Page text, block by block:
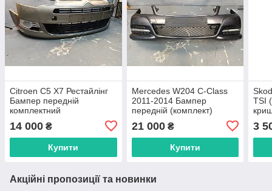
Citroen C5 X7 Рестайлінг
Бампер передній
комплектний
14 000 ₴
Купити
Mercedes W204 C-Class
2011-2014 Бампер
передній (комплект)
21 000₴
Купити
TSI
3
Акційні пропозиції та новинки